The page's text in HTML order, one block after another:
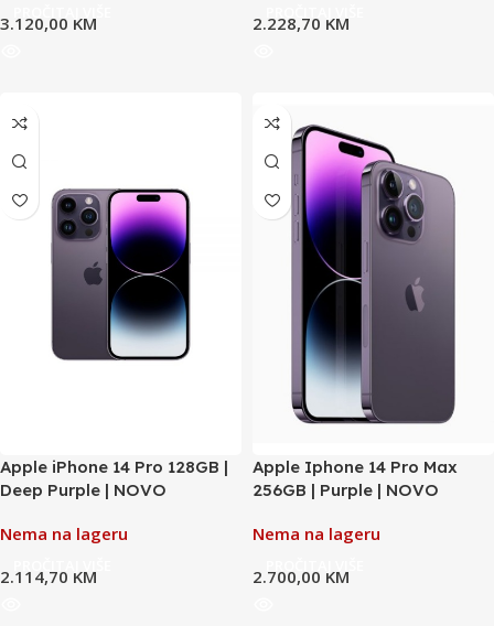
3.120,00 KM
2.228,70 KM
Apple iPhone 14 Pro 128GB |
Deep Purple | NOVO
Nema na lageru
2.114,70 KM
Apple Iphone 14 Pro Max
256GB | Purple | NOVO
Nema na lageru
2.700,00 KM